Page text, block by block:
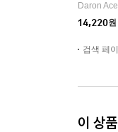
14,220원
검색 페
이 상